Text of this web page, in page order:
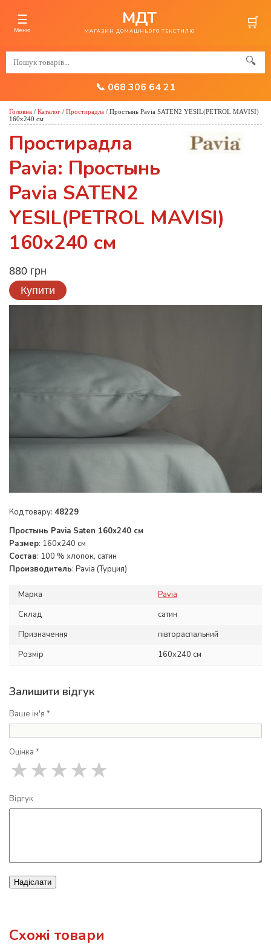
☰
Меню
МДТ
МАГАЗИН ДОМАШНЬОГО ТЕКСТИЛЮ 🛒
🔍
📞 068 306 64 21
Головна / Каталог / Простирадла / Простынь Pavia SATEN2 YESIL(PETROL MAVISI)
160x240 см
Простирадла
Pavia: Простынь
Pavia SATEN2
YESIL(PETROL MAVISI)
160x240 см
880 грн
Купити
Код товару: 48229
Простынь Pavia Saten 160x240 см
Размер: 160х240 см
Состав: 100 % хлопок, сатин
Производитель: Pavia (Турция)
Марка
Pavia
Склад
сатин
Призначення
півтораспальний
Розмір
160x240 см
Залишити відгук
Ваше ім'я *
Оцінка *
★
★
★
★
★
Відгук
Надіслати
Схожі товари